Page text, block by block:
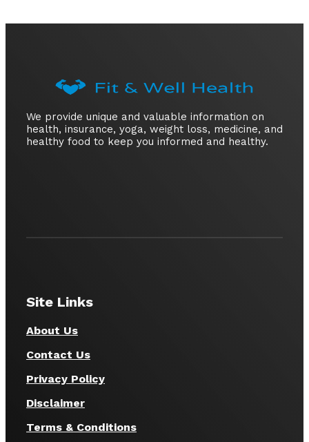
We provide unique and valuable information on
health, insurance, yoga, weight loss, medicine, and
healthy food to keep you informed and healthy.
Site Links
About Us
Contact Us
Privacy Policy
Disclaimer
Terms & Conditions